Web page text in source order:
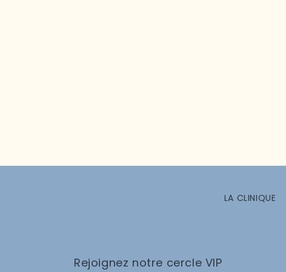
LA CLINIQUE
Rejoignez notre cercle VIP